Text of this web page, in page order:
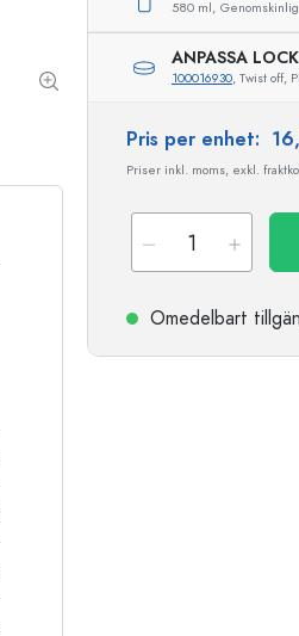
580 ml, Genomskinlig
ANPASSA LOCK
100016930, Twist off,
Pris per enhet:
Priser inkl. moms, exkl.
Omedelbart